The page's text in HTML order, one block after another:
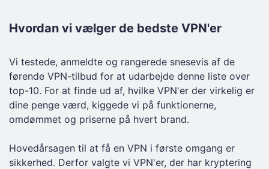
Hvordan vi vælger de bedste VPN'er
Vi testede, anmeldte og rangerede snesevis af de
førende VPN-tilbud for at udarbejde denne liste over
top-10. For at finde ud af, hvilke VPN'er der virkelig er
dine penge værd, kiggede vi på funktionerne,
omdømmet og priserne på hvert brand.
Hovedårsagen til at få en VPN i første omgang er
sikkerhed. Derfor valgte vi VPN'er, der har kryptering